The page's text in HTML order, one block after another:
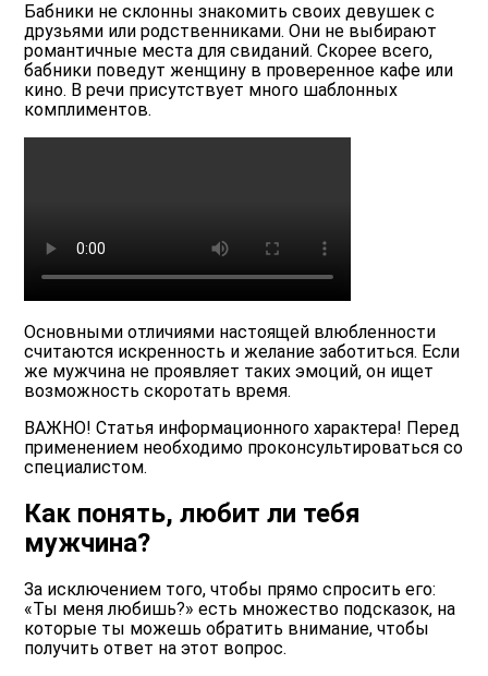
Бабники не склонны знакомить своих девушек с
друзьями или родственниками. Они не выбирают
романтичные места для свиданий. Скорее всего,
бабники поведут женщину в проверенное кафе или
кино. В речи присутствует много шаблонных
комплиментов.
Основными отличиями настоящей влюбленности
считаются искренность и желание заботиться. Если
же мужчина не проявляет таких эмоций, он ищет
возможность скоротать время.
ВАЖНО! Статья информационного характера! Перед
применением необходимо проконсультироваться со
специалистом.
Как понять, любит ли тебя
мужчина?
За исключением того, чтобы прямо спросить его:
«Ты меня любишь?» есть множество подсказок, на
которые ты можешь обратить внимание, чтобы
получить ответ на этот вопрос.